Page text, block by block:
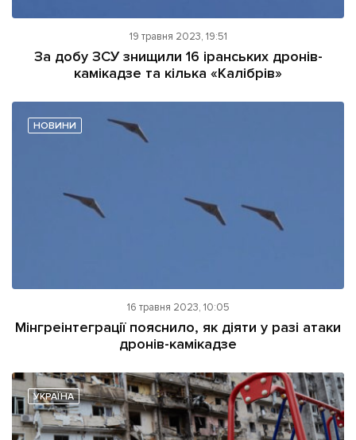
19 травня 2023, 19:51
За добу ЗСУ знищили 16 іранських дронів-
камікадзе та кілька «Калібрів»
НОВИНИ
16 травня 2023, 10:05
Мінгреінтеграції пояснило, як діяти у разі атаки
дронів-камікадзе
УКРАЇНА